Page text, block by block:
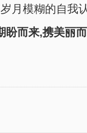
月模糊的自我
盼而来,携美丽